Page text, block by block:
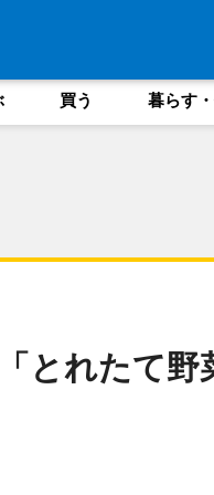
買う 暮らす
とれたて野